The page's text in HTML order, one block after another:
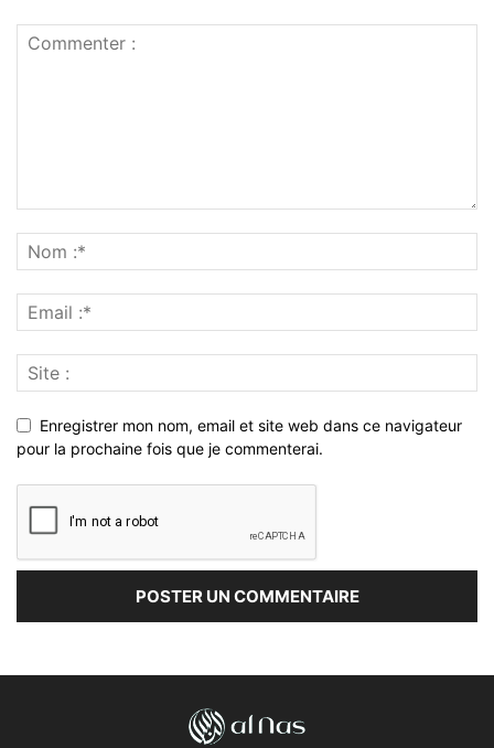
Enregistrer mon nom, email et site web dans ce navigateur
pour la prochaine fois que je commenterai.